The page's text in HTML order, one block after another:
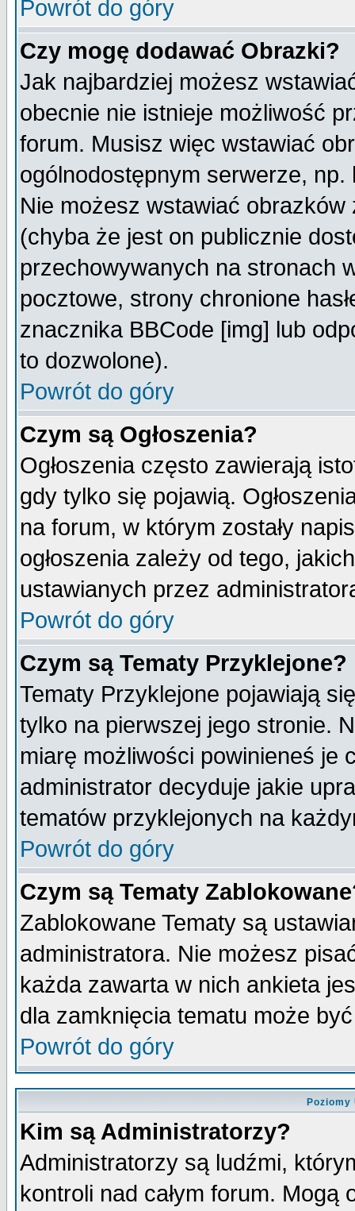
Powrót do góry
Czy mogę dodawać Obrazki?
Jak najbardziej możesz
obecnie nie istnieje możliwość
forum. Musisz więc wstawiać
ogólnodostępnym serwerze,
Nie możesz wstawiać
(chyba że jest on publicznie
przechowywanych na stronach
pocztowe, strony chronione
znacznika BBCode [img] lub
to dozwolone).
Powrót do góry
Czym są Ogłoszenia?
Ogłoszenia często zawierają
gdy tylko się pojawią.
na forum, w którym zostały
ogłoszenia zależy od tego,
ustawianych przez
Powrót do góry
Czym są Tematy Przyklejone?
Tematy Przyklejone pojawiają
tylko na pierwszej jego stronie.
miarę możliwości powinieneś je
administrator decyduje jakie
tematów przyklejonych na
Powrót do góry
Czym są Tematy
Zablokowane Tematy są
administratora. Nie możesz
każda zawarta w nich ankieta
dla zamknięcia tematu może
Powrót do góry
Kim są Administratorzy?
Administratorzy są ludźmi,
kontroli nad całym forum.